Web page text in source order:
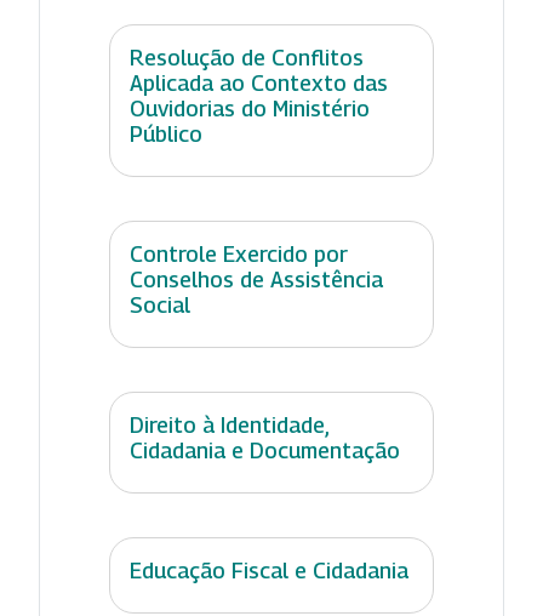
Resolução de Conflitos
Aplicada ao Contexto das
Ouvidorias do Ministério
Público
Controle Exercido por
Conselhos de Assistência
Social
Direito à Identidade,
Cidadania e Documentação
Educação Fiscal e Cidadania